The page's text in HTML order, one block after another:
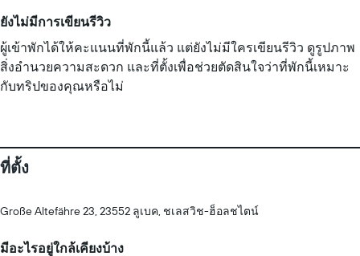
ยังไม่มีการเขียนรีวิว
ผู้เข้าพักได้ให้คะแนนที่พักนี้แล้ว แต่ยังไม่มีใครเขียนรีวิว ดูรูปภาพ
สิ่งอำนวยความสะดวก และที่ตั้งเพื่อช่วยตัดสินใจว่าที่พักนี้เหมาะ
กับทริปของคุณหรือไม่
ที่ตั้ง
Große Altefähre 23, 23552 ลูเบค, ชเลสวิช-ฮ็อลชไตน์
มีอะไรอยู่ใกล้เคียงบ้าง